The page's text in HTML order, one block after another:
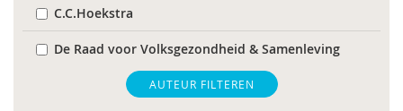
C.C.Hoekstra
De Raad voor Volksgezondheid & Samenleving
gz-psycholoog AUTEUR FILTEREN